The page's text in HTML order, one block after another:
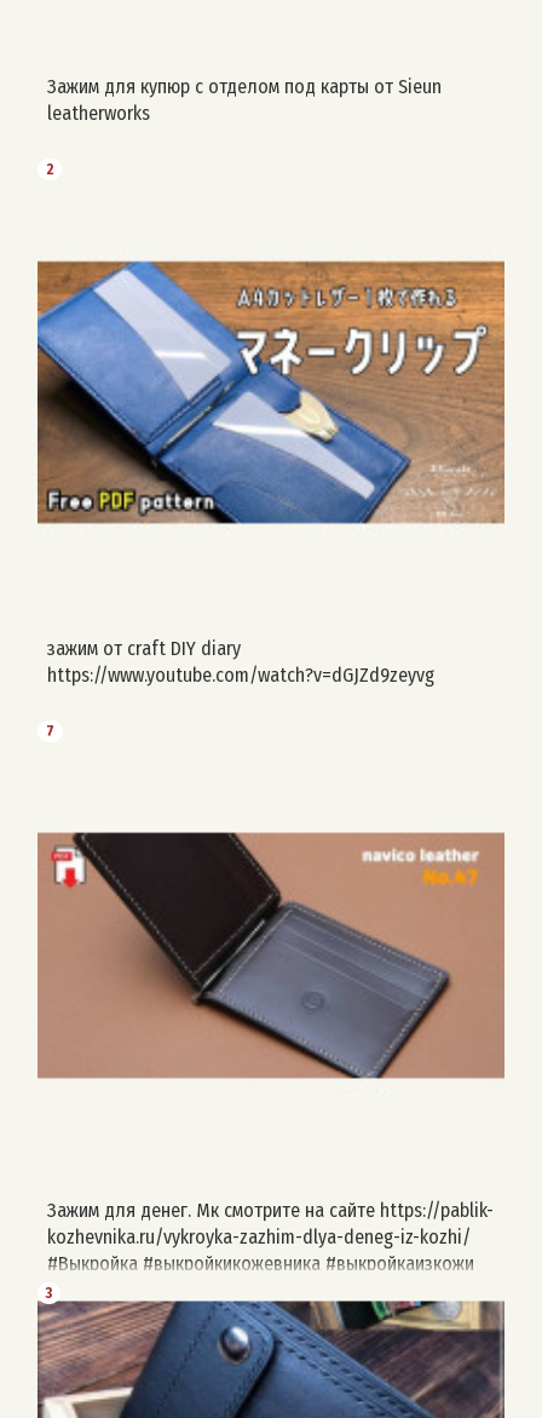
Зажим для купюр с отделом под карты от Sieun
leatherworks
2
зажим от craft DIY diary
https://www.youtube.com/watch?v=dGJZd9zeyvg
7
Зажим для денег. Мк смотрите на сайте https://pablik-
kozhevnika.ru/vykroyka-zazhim-dlya-deneg-iz-kozhi/
#Выкройка #выкройкикожевника #выкройкаизкожи
#натуральнаякожа #изделияизкожи #leathercraft
#leather #pablikkozhevnika #выкройкиизкожи
#выкройки
3